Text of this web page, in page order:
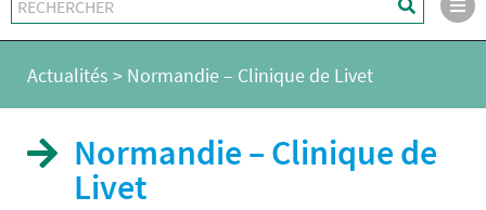
Actualités > Normandie – Clinique de Livet
Normandie – Clinique de
Livet